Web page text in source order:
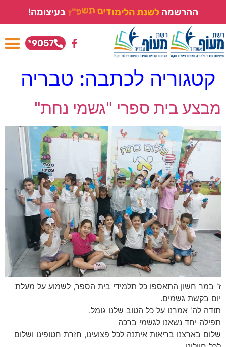
ההרשמה לשנת הלימודיםתשפ"ז בעיצומה!
9057*
קטגוריה לכתבה: טבריה
מבצע בית ספרי "גשמי נחת"
ז' במר חשון התאספו כל תלמידי בית הספר, לשמוע על מעלת
יום בקשת גשמים.
תודה לה' אמרנו על כל הטוב שלנו גומל.
תפילה יחד נשאנו לגשמי ברכה
שלום בארצנו בריאות איתנה לכל פצועינו, חזרת חטופינו ושלום